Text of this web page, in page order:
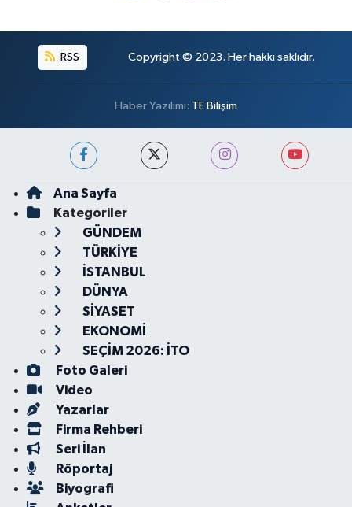
RSS Copyright © 2023. Her hakkı saklıdır.
Haber Yazılımı: TE Bilişim
Ana Sayfa
Kategoriler
GÜNDEM
TÜRKİYE
İSTANBUL
DÜNYA
SİYASET
EKONOMİ
SEÇİM 2026: İTO
Foto Galeri
Video
Yazarlar
Firma Rehberi
Seri İlan
Röportaj
Biyografi